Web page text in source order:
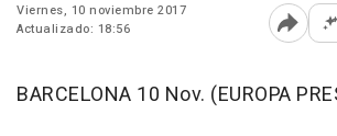
Viernes, 10 noviembre 2017
Actualizado: 18:56
Abrir
BARCELONA 10 Nov. (EUROPA